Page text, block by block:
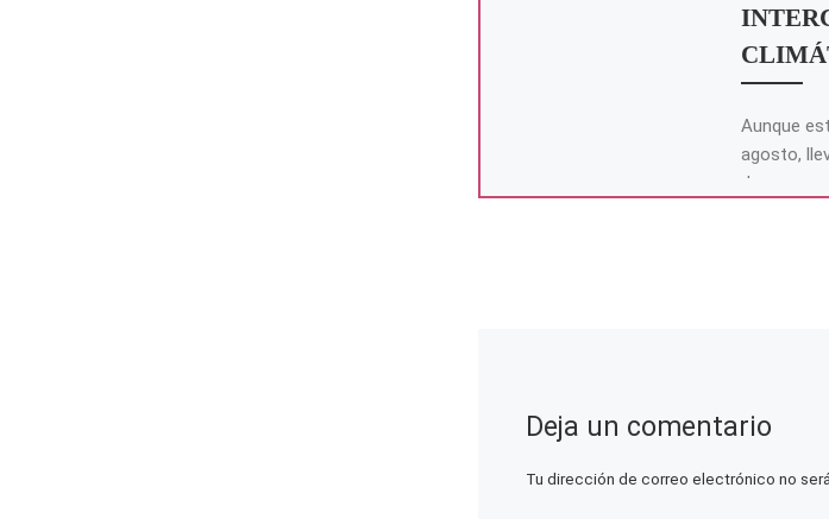
Aunque
agosto,
de meses
Deja un comentario
Tu dirección de correo electrónico no